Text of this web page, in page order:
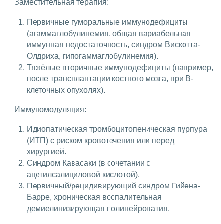
Заместительная терапия:
Первичные гуморальные иммунодефициты
(агаммаглобулинемия, общая вариабельная
иммунная недостаточность, синдром Вискотта-
Олдриха, гипогаммаглобулинемия).
Тяжёлые вторичные иммунодефициты (например,
после трансплантации костного мозга, при В-
клеточных опухолях).
Иммуномодуляция:
Идиопатическая тромбоцитопеническая пурпура
(ИТП) с риском кровотечения или перед
хирургией.
Синдром Кавасаки (в сочетании с
ацетилсалициловой кислотой).
Первичный/рецидивирующий синдром Гийена-
Барре, хроническая воспалительная
демиелинизирующая полинейропатия.